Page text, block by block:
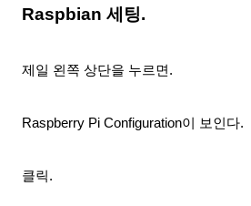
Raspbian 세팅.
제일 왼쪽 상단을 누르면.
Raspberry Pi Configuration이 보인다.
클릭.